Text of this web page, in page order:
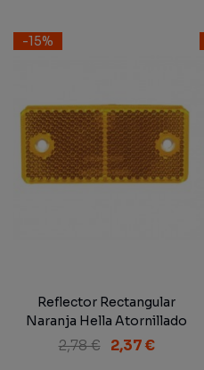
-15%
Reflector Rectangular
Naranja Hella Atornillado
94x44 mm
2,78 € 2,37 €